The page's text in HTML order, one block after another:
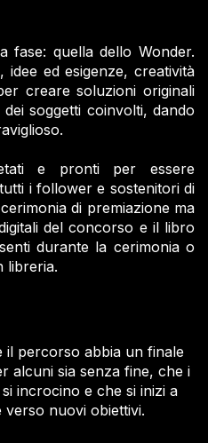
fase: quella dello Wonder.
ed esigenze, creatività
creare soluzioni originali
soggetti coinvolti, dando
e pronti per essere
i follower e sostenitori di
di premiazione ma
del concorso e il libro
durante la cerimonia o
libreria.
il percorso abbia un finale
alcuni sia senza fine, che i
incrocino e che si inizi a
verso nuovi obiettivi.